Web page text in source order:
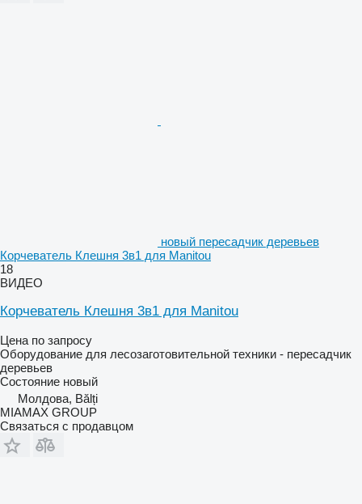
новый пересадчик деревьев
Корчеватель Клешня 3в1 для Manitou
18
ВИДЕО
Корчеватель Клешня 3в1 для Manitou
Цена по запросу
Оборудование для лесозаготовительной техники - пересадчик
деревьев
Состояние новый
Молдова, Bălți
MIAMAX GROUP
Связаться с продавцом